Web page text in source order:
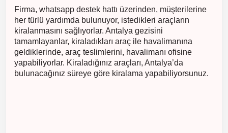
Firma, whatsapp destek hattı üzerinden, müşterilerine
her türlü yardımda bulunuyor, istedikleri araçların
kiralanmasını sağlıyorlar. Antalya gezisini
tamamlayanlar, kiraladıkları araç ile havalimanına
geldiklerinde, araç teslimlerini, havalimanı ofisine
yapabiliyorlar. Kiraladığınız araçları, Antalya’da
bulunacağınız süreye göre kiralama yapabiliyorsunuz.